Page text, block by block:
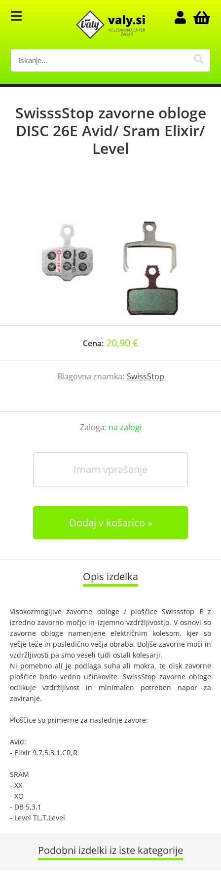
SwisssStop zavorne obloge
DISC 26E Avid/ Sram Elixir/
Level
Cena: 20,90 €
Blagovna znamka: SwissStop
Zaloga: na zalogi
Imam vprašanje
Dodaj v košarico
Opis izdelka
Visokozmogljive zavorne obloge / ploščice Swissstop E z
izredno zavorno močjo in izjemno vzdržljivostjo. V osnovi so
zavorne obloge namenjene električnim kolesom, kjer so
večje teže in posledično večja obraba. Boljše zavorne moči in
vzdržljivosti pa smo veseli tudi ostali kolesarji.
Ni pomebno ali je podlaga suha ali mokra, te disk zavorne
ploščice bodo vedno učinkovite. SwissStop zavorne obloge
odlikuje vzdržljivost in minimalen potreben napor za
zaviranje.
Ploščice so primerne za naslednje zavore:
Avid:
- Elixir 9,7,5,3,1,CR,R
SRAM
- XX
- XO
- DB 5,3,1
- Level TL,T,Level
Podobni izdelki iz iste kategorije